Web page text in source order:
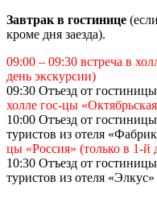
Завтрак в гостинице
кроме дня заезда).
09:00 – 09:30 встреча в
день экскурсии)
09:30 Отъезд от
холле гос-цы
10:00 Отъезд от
туристов из отеля
цы «Россия» (только в 1-й
10:30 Отъезд от
туристов из отеля «Элкус»